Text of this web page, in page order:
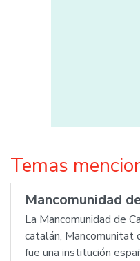
Temas
Mancomunidad
La Mancomunidad de
catalán, Mancomunitat
fue una institución